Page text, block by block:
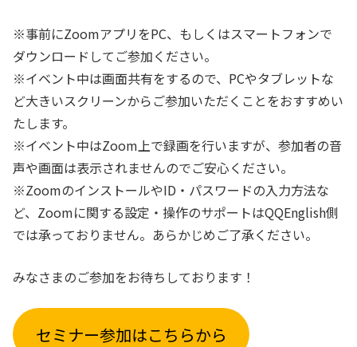
※事前にZoomアプリをPC、もしくはスマートフォンで
ダウンロードしてご参加ください。
※イベント中は画面共有をするので、PCやタブレットな
ど大きいスクリーンからご参加いただくことをおすすめい
たします。
※イベント中はZoom上で録画を行いますが、参加者の音
声や画面は表示されませんのでご安心ください。
※ZoomのインストールやID・パスワードの入力方法な
ど、Zoomに関する設定・操作のサポートはQQEnglish側
では承っておりません。あらかじめご了承ください。
みなさまのご参加をお待ちしております！
セミナー参加はこちらから